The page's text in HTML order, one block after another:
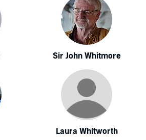
Sir John Whitmore
Laura Whitworth